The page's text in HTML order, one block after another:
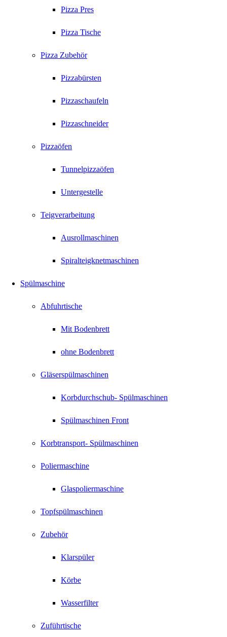
Pizza Pres
Pizza Tische
Pizza Zubehör
Pizzabürsten
Pizzaschaufeln
Pizzaschneider
Pizzaöfen
Tunnelpizzaöfen
Untergestelle
Teigverarbeitung
Ausrollmaschinen
Spiralteigknetmaschinen
Spülmaschine
Abfuhrtische
Mit Bodenbrett
ohne Bodenbrett
Gläserspülmaschinen
Korbdurchschub- Spülmaschinen
Spülmaschinen Front
Korbtransport- Spülmaschinen
Poliermaschine
Glaspoliermaschine
Topfspülmaschinen
Zubehör
Klarspüler
Körbe
Wasserfilter
Zuführtische